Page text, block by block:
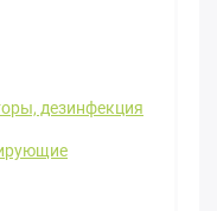
дезинфекция